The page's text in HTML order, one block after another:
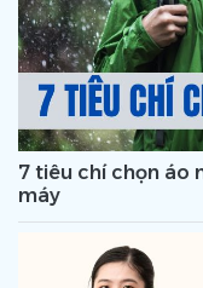
7 tiêu chí chọn áo
máy